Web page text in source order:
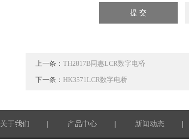
上一条：TH2817B同惠LCR数字电桥
下一条： HK3571LCR数字电桥
关于我们 | 产品中心 | 新闻动态 |